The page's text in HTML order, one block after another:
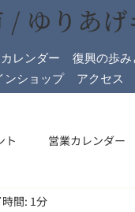
レンダー 復興の歩み
ンショップ
アクセス
/ ゆりあ
ト 営業カレンダー
館 メイプル館情報
間: 1分